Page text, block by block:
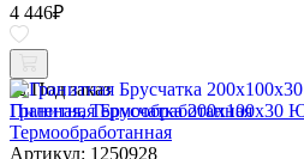
4 446₽
Под заказ
Гранитная Брусчатка 200х100x30
Термообработанная
Артикул: 1250928